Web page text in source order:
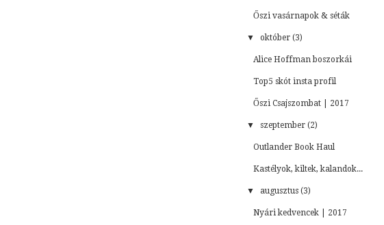
Őszi vasárnapok & séták
▼ október (3)
Alice Hoffman boszorkái
Top5 skót insta profil
Őszi Csajszombat | 2017
▼ szeptember (2)
Outlander Book Haul
Kastélyok, kiltek, kalandok...
▼ augusztus (3)
Nyári kedvencek | 2017